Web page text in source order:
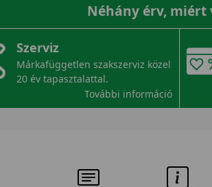
Néhány érv, miért
Szerviz
Márkafüggetlen szakszerviz közel
20 év tapasztalattal.
További információ